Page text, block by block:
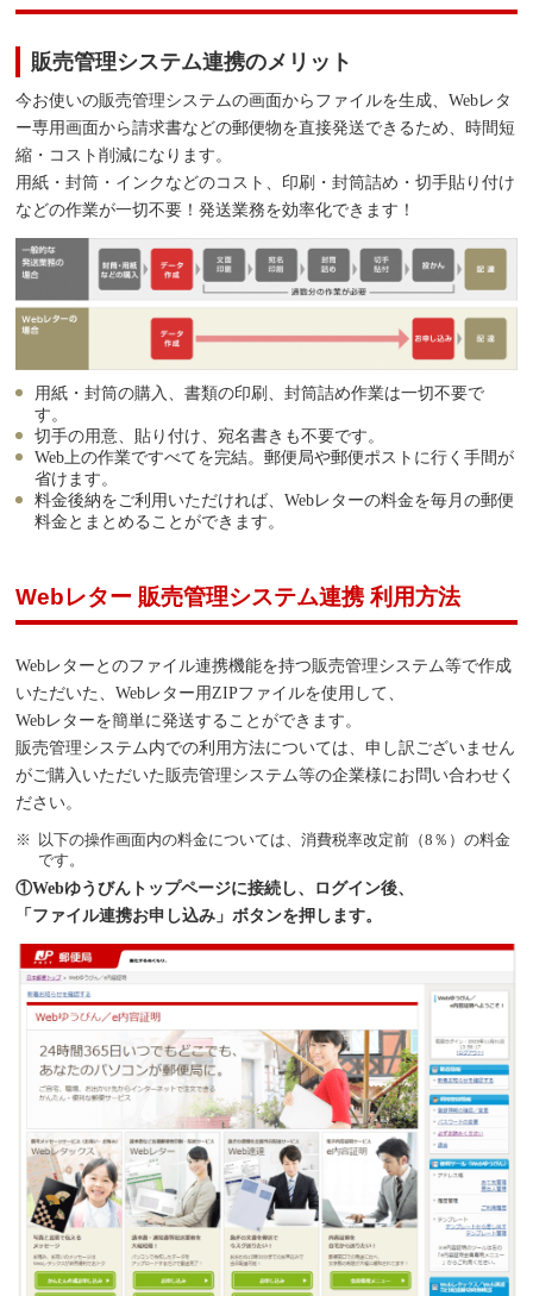
販売管理システム連携のメリット
今お使いの販売管理システムの画面からファイルを生成、Webレタ
ー専用画面から請求書などの郵便物を直接発送できるため、時間短
縮・コスト削減になります。
用紙・封筒・インクなどのコスト、印刷・封筒詰め・切手貼り付け
などの作業が一切不要！発送業務を効率化できます！
用紙・封筒の購入、書類の印刷、封筒詰め作業は一切不要で
す。
切手の用意、貼り付け、宛名書きも不要です。
Web上の作業ですべてを完結。郵便局や郵便ポストに行く手間が
省けます。
料金後納をご利用いただければ、Webレターの料金を毎月の郵便
料金とまとめることができます。
Webレター 販売管理システム連携 利用方法
Webレターとのファイル連携機能を持つ販売管理システム等で作成
いただいた、Webレター用ZIPファイルを使用して、
Webレターを簡単に発送することができます。
販売管理システム内での利用方法については、申し訳ございません
がご購入いただいた販売管理システム等の企業様にお問い合わせく
ださい。
以下の操作画面内の料金については、消費税率改定前（8％）の料金
です。
①Webゆうびんトップページに接続し、ログイン後、
「ファイル連携お申し込み」ボタンを押します。